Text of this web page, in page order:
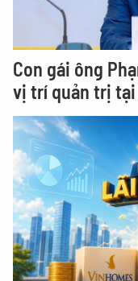
Con gái ông
vị trí quản trị